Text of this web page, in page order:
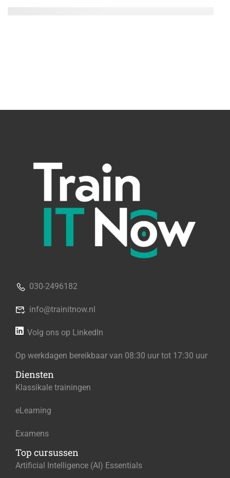
030-2496182
info@trainitnow.nl
Volg ons op LinkedIn
Op werkdagen bereikbaar van 08:30 uur tot 17:30 uur
Diensten
Klassikale trainingen
eLearning
Examens
Top cursussen
Artificial Intelligence (AI) Essentials